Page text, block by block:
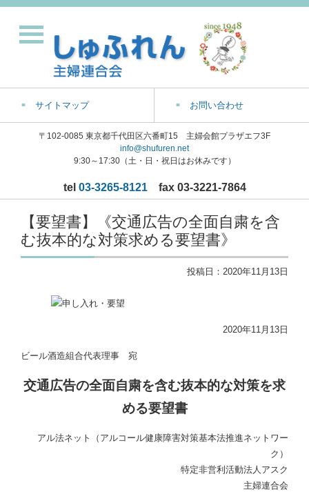
サイトマップ お問い合わせ
〒102-0085 東京都千代田区六番町15 主婦会館プラザエフ3F
info@shufuren.net
9:30～17:30（土・日・祝日はお休みです）
tel 03-3265-8121fax 03-3221-7864
【要望書】《交通広告の全面自粛を含
む抜本的な対策求める要望書》
投稿日： 2020年11月13日
2020年11月13日
ビール酒造組合代表理事 宛
交通広告の全面自粛を含む抜本的な対策を求
める要望書
アル法ネット（アルコール健康障害対策基本法推進ネットワー
ク）
特定非営利活動法人アスク
主婦連合会